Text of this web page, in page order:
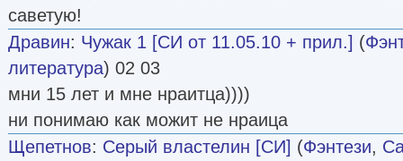
саветую!
Дравин: Чужак 1 [СИ от 11.05.10 + прил.] (
литература) 02 03
мни 15 лет и мне нраитца))))
ни понимаю как можит не нраица
Щепетнов: Серый властелин [СИ] (Фэнтези,